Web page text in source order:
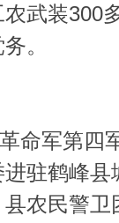
武装300
。
命军第四
驻鹤峰
农民警